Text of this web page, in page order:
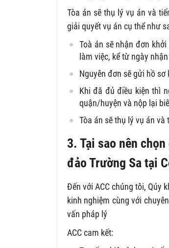
Tòa án sẽ thụ lý vụ án và
giải quyết vụ án cụ thể như
Toà án sẽ nhận đơn
làm việc, kể từ ngày
Nguyên đơn sẽ gửi hồ
Khi đã đủ điều kiện thì
quận/huyện và nộp lại
Tòa án sẽ thụ lý vụ án
3. Tại sao nên
đảo Trường Sa tại
Đến với ACC chúng tôi, Qúy
kinh nghiệm cùng với
vấn pháp lý
ACC cam kết: